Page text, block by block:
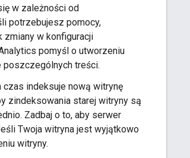
w zależności od
potrzebujesz pomocy,
zmiany w konfiguracji
pomyśl o utworzeniu
poszczególnych treści.
indeksuje nową witrynę
zindeksowania starej witryny są
Zadbaj o to, aby serwer
Twoja witryna jest wyjątkowo
witryny.